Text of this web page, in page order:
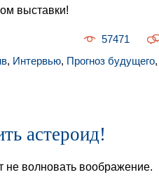
выставки!
57471
, Интервью, Прогноз будущего,
астероид!
волновать воображение.